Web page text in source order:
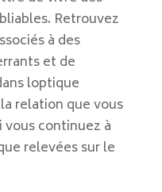
Retrouvez
à des
et de
loptique
relation que vous
vous continuez à
relevées sur le